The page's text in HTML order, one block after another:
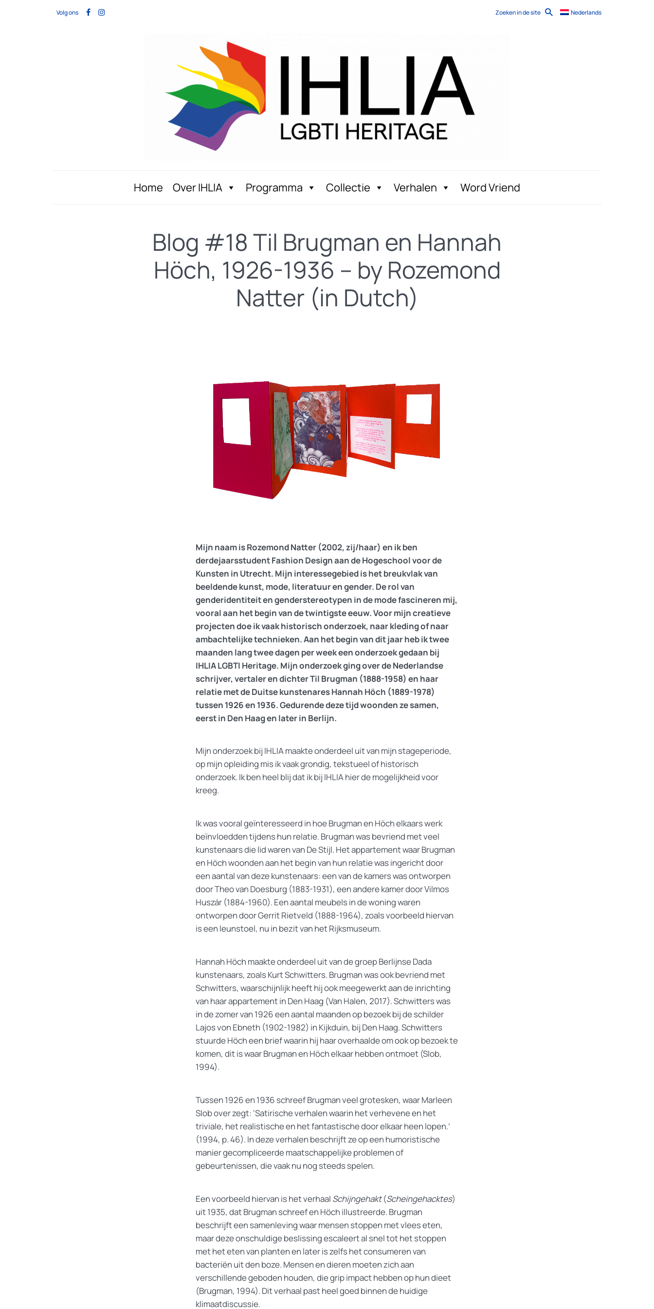
Volg ons Zoeken in de site Nederlands
Home Over IHLIA Programma Collectie Verhalen Word Vriend
Blog #18 Til Brugman en Hannah
Höch, 1926-1936 – by Rozemond
Natter (in Dutch)
Mijn naam is Rozemond Natter (2002, zij/haar) en ik ben
derdejaarsstudent Fashion Design aan de Hogeschool voor de
Kunsten in Utrecht. Mijn interessegebied is het breukvlak van
beeldende kunst, mode, literatuur en gender. De rol van
genderidentiteit en genderstereotypen in de mode fascineren mij,
vooral aan het begin van de twintigste eeuw. Voor mijn creatieve
projecten doe ik vaak historisch onderzoek, naar kleding of naar
ambachtelijke technieken. Aan het begin van dit jaar heb ik twee
maanden lang twee dagen per week een onderzoek gedaan bij
IHLIA LGBTI Heritage. Mijn onderzoek ging over de Nederlandse
schrijver, vertaler en dichter Til Brugman (1888-1958) en haar
relatie met de Duitse kunstenares Hannah Höch (1889-1978)
tussen 1926 en 1936. Gedurende deze tijd woonden ze samen,
eerst in Den Haag en later in Berlijn.
Mijn onderzoek bij IHLIA maakte onderdeel uit van mijn stageperiode,
op mijn opleiding mis ik vaak grondig, tekstueel of historisch
onderzoek. Ik ben heel blij dat ik bij IHLIA hier de mogelijkheid voor
kreeg.
Ik was vooral geïnteresseerd in hoe Brugman en Höch elkaars werk
beïnvloedden tijdens hun relatie. Brugman was bevriend met veel
kunstenaars die lid waren van De Stijl. Het appartement waar Brugman
en Höch woonden aan het begin van hun relatie was ingericht door
een aantal van deze kunstenaars: een van de kamers was ontworpen
door Theo van Doesburg (1883-1931), een andere kamer door Vilmos
Huszár (1884-1960). Een aantal meubels in de woning waren
ontworpen door Gerrit Rietveld (1888-1964), zoals voorbeeld hiervan
is een leunstoel, nu in bezit van het Rijksmuseum.
Hannah Höch maakte onderdeel uit van de groep Berlijnse Dada
kunstenaars, zoals Kurt Schwitters. Brugman was ook bevriend met
Schwitters, waarschijnlijk heeft hij ook meegewerkt aan de inrichting
van haar appartement in Den Haag (Van Halen, 2017). Schwitters was
in de zomer van 1926 een aantal maanden op bezoek bij de schilder
Lajos von Ebneth (1902-1982) in Kijkduin, bij Den Haag. Schwitters
stuurde Höch een brief waarin hij haar overhaalde om ook op bezoek te
komen, dit is waar Brugman en Höch elkaar hebben ontmoet (Slob,
1994).
Tussen 1926 en 1936 schreef Brugman veel grotesken, waar Marleen
Slob over zegt: ‘Satirische verhalen waarin het verhevene en het
triviale, het realistische en het fantastische door elkaar heen lopen.’
(1994, p. 46). In deze verhalen beschrijft ze op een humoristische
manier gecompliceerde maatschappelijke problemen of
gebeurtenissen, die vaak nu nog steeds spelen.
Een voorbeeld hiervan is het verhaal Schijngehakt(Scheingehacktes)
uit 1935, dat Brugman schreef en Höch illustreerde. Brugman
beschrijft een samenleving waar mensen stoppen met vlees eten,
maar deze onschuldige beslissing escaleert al snel tot het stoppen
met het eten van planten en later is zelfs het consumeren van
bacteriën uit den boze. Mensen en dieren moeten zich aan
verschillende geboden houden, die grip impact hebben op hun dieet
(Brugman, 1994). Dit verhaal past heel goed binnen de huidige
klimaatdiscussie.